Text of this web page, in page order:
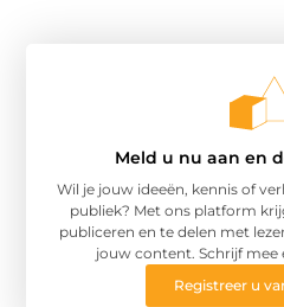
Meld u nu aan en
Wil je jouw ideeën, kennis of
publiek? Met ons platform
publiceren en te delen met
jouw content. Schrijf mee
Registreer u